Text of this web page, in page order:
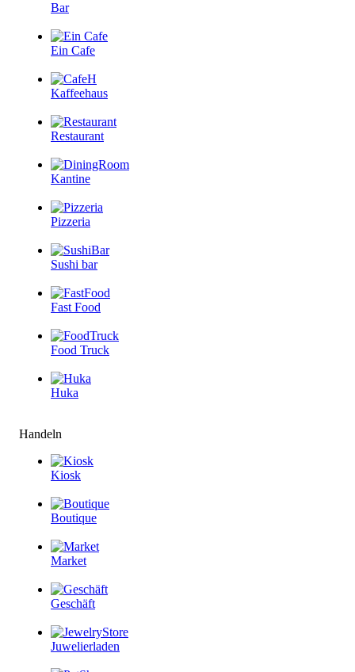
Bar
Ein Cafe
Kaffeehaus
Restaurant
Kantine
Pizzeria
Sushi bar
Fast Food
Food Truck
Huka
Handeln
Kiosk
Boutique
Market
Geschäft
Juwelierladen